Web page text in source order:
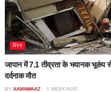
विश्व
जापान में 7.1 तीव्रता के भयानक भूकंप
दर्दनाक मौत
BY AAMAWAAZ 1 WEEK AGO